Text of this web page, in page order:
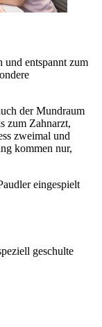
und entspannt zum
der Mundraum
zum Zahnarzt,
zweimal und
kommen nur,
eingespielt
geschulte